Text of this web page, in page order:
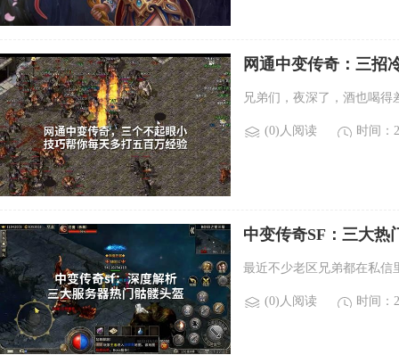
网通中变传奇：三招
兄弟们，夜深了，酒也喝
(0)人阅读 时间：
中变传奇SF：三大热
最近不少老区兄弟都在私信
(0)人阅读 时间：